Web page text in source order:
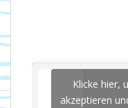
Klicke hier,
akzeptieren